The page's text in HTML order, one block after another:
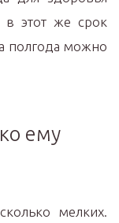
в этот же срок
полгода можно
ему
мелких.